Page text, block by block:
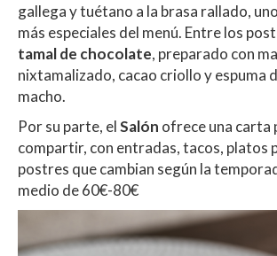
gallega y tuétano a la brasa rallado,
más especiales del menú. Entre los
tamal de chocolate, preparado con
nixtamalizado, cacao criollo y espuma
macho.
Por su parte, elSalón ofrece una carta
compartir, con entradas, tacos, platos
postres que cambian según la
medio de 60€-80€